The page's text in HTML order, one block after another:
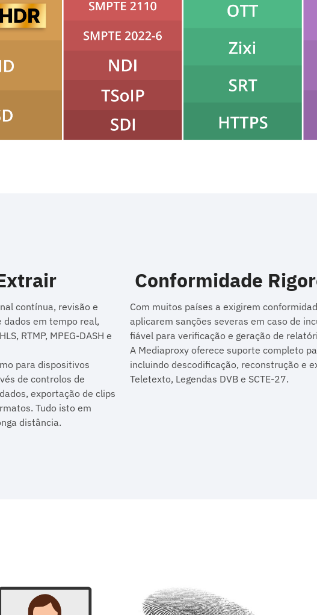
contínua, revisão e
em tempo real,
RTMP, MPEG-DASH e
para dispositivos
de controlos de
exportação de clips
Tudo isto em
distância.
Conformidade
Com muitos países a exigirem
aplicarem sanções severas em caso de
fiável para verificação e geração de
A Mediaproxy oferece suporte completo
incluindo descodificação, reconstrução e
Teletexto, Legendas DVB e SCTE-27.